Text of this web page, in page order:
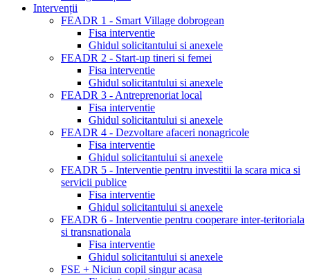
Intervenții
FEADR 1 - Smart Village dobrogean
Fisa interventie
Ghidul solicitantului si anexele
FEADR 2 - Start-up tineri si femei
Fisa interventie
Ghidul solicitantului si anexele
FEADR 3 - Antreprenoriat local
Fisa interventie
Ghidul solicitantului si anexele
FEADR 4 - Dezvoltare afaceri nonagricole
Fisa interventie
Ghidul solicitantului si anexele
FEADR 5 - Interventie pentru investitii la scara mica si
servicii publice
Fisa interventie
Ghidul solicitantului si anexele
FEADR 6 - Interventie pentru cooperare inter-teritoriala
si transnationala
Fisa interventie
Ghidul solicitantului si anexele
FSE + Niciun copil singur acasa